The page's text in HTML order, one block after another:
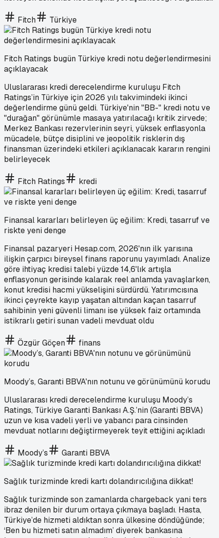
Fitch Türkiye
Fitch Ratings bugün Türkiye kredi notu değerlendirmesini
açıklayacak
Uluslararası kredi derecelendirme kuruluşu Fitch
Ratings’in Türkiye için 2026 yılı takvimindeki ikinci
değerlendirme günü geldi. Türkiye'nin "BB-" kredi notu ve
"durağan" görünümle masaya yatırılacağı kritik zirvede;
Merkez Bankası rezervlerinin seyri, yüksek enflasyonla
mücadele, bütçe disiplini ve jeopolitik risklerin dış
finansman üzerindeki etkileri açıklanacak kararın rengini
belirleyecek
Fitch Ratings kredi
Finansal kararları belirleyen üç eğilim: Kredi, tasarruf ve
riskte yeni denge
Finansal pazaryeri Hesap.com, 2026'nın ilk yarısına
ilişkin çarpıcı bireysel finans raporunu yayımladı. Analize
göre ihtiyaç kredisi talebi yüzde 14,6'lık artışla
enflasyonun gerisinde kalarak reel anlamda yavaşlarken,
konut kredisi hacmi yükselişini sürdürdü. Yatırımcısına
ikinci çeyrekte kayıp yaşatan altından kaçan tasarruf
sahibinin yeni güvenli limanı ise yüksek faiz ortamında
istikrarlı getiri sunan vadeli mevduat oldu
Özgür Göçen finans
Moody’s, Garanti BBVA'nın notunu ve görünümünü korudu
Uluslararası kredi derecelendirme kuruluşu Moody’s
Ratings, Türkiye Garanti Bankası A.Ş.’nin (Garanti BBVA)
uzun ve kısa vadeli yerli ve yabancı para cinsinden
mevduat notlarını değiştirmeyerek teyit ettiğini açıkladı
Moody’s Garanti BBVA
Sağlık turizminde kredi kartı dolandırıcılığına dikkat!
Sağlık turizminde son zamanlarda chargeback yani ters
ibraz denilen bir durum ortaya çıkmaya başladı. Hasta,
Türkiye’de hizmeti aldıktan sonra ülkesine döndüğünde;
‘Ben bu hizmeti satın almadım’ diyerek bankasına